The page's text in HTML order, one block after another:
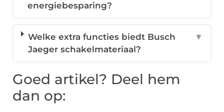
energiebesparing?
Welke extra functies biedt Busch
Jaeger schakelmateriaal?
▼
Goed artikel? Deel hem
dan op: